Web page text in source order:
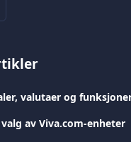
av Viva.com-enheter